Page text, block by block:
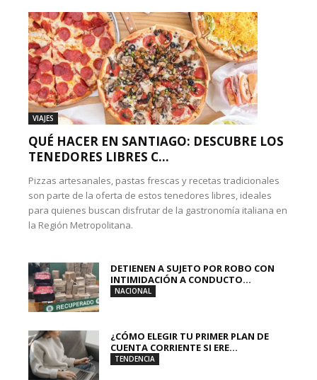
VIAJES
QUÉ HACER EN SANTIAGO: DESCUBRE LOS
TENEDORES LIBRES C...
Pizzas artesanales, pastas frescas y recetas tradicionales
son parte de la oferta de estos tenedores libres, ideales
para quienes buscan disfrutar de la gastronomía italiana en
la Región Metropolitana.
DETIENEN A SUJETO POR ROBO CON
INTIMIDACIÓN A CONDUCTO...
NACIONAL
¿CÓMO ELEGIR TU PRIMER PLAN DE
CUENTA CORRIENTE SI ERE...
TENDENCIA